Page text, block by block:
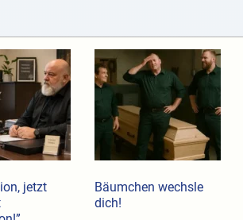
jetzt
Bäumchen wechsle
dich!